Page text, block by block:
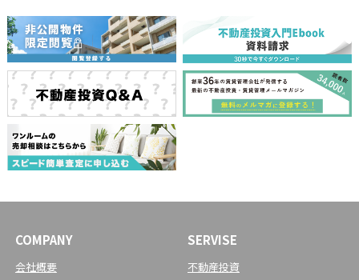
COMPANY
会社概要
SERVISE
不動産投資